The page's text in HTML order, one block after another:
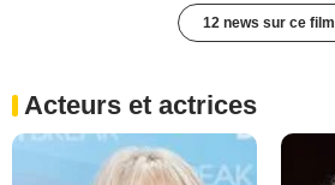
12 news sur ce film
Acteurs et actrices